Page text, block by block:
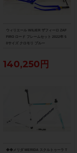
ウィリエール WILIER ザフィーロ ZAF
FIRO ロード フレームセット 2022年 5
0サイズ クロモリ ブルー
140,250円
◆◆メリダ MERIDA スクルトゥーラ T